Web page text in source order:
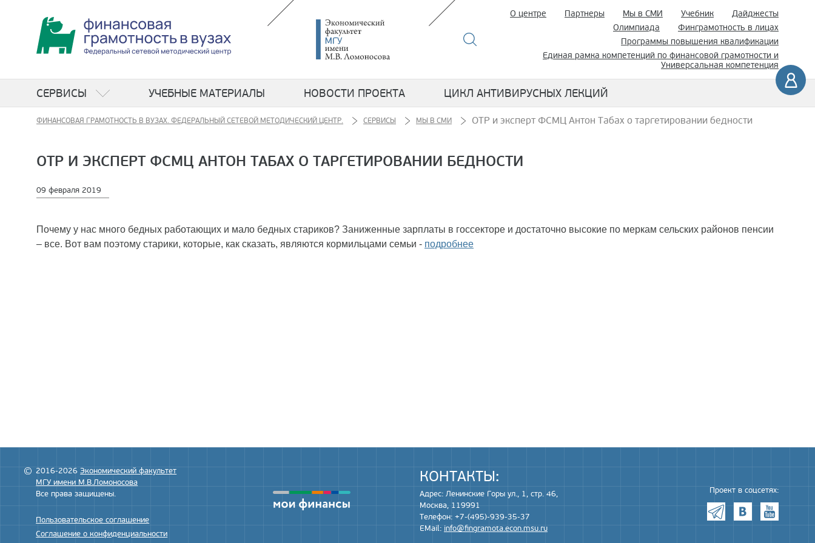
О центре Партнеры Мы в СМИ Учебник
Дайджесты
Олимпиада
Финграмотность в лицах
Программы повышения квалификации
Единая рамка компетенций по финансовой грамотности и
Универсальная компетенция
СЕРВИСЫ УЧЕБНЫЕ МАТЕРИАЛЫ НОВОСТИ ПРОЕКТА ЦИКЛ АНТИВИРУСНЫХ ЛЕКЦИЙ
ФИНАНСОВАЯ ГРАМОТНОСТЬ В ВУЗАХ. ФЕДЕРАЛЬНЫЙ СЕТЕВОЙ МЕТОДИЧЕСКИЙ ЦЕНТР. СЕРВИСЫ МЫ В СМИ ОТР и эксперт ФСМЦ Антон Табах о таргетировании бедности
ОТР И ЭКСПЕРТ ФСМЦ АНТОН ТАБАХ О ТАРГЕТИРОВАНИИ БЕДНОСТИ
09 февраля 2019
Почему у нас много бедных работающих и мало бедных стариков? Заниженные зарплаты в госсекторе и достаточно высокие по меркам сельских районов пенсии
– все. Вот вам поэтому старики, которые, как сказать, являются кормильцами семьи - подробнее
2016-2026Экономический факультет
МГУ имени М.В.Ломоносова
Все права защищены.
Пользовательское соглашение
Соглашение о конфиденциальности
КОНТАКТЫ:
Адрес: Ленинские Горы ул., 1, стр. 46,
Москва, 119991
Телефон: +7-(495)-939-35-37
EMail: info@fingramota.econ.msu.ru
Проект в соцсетях: